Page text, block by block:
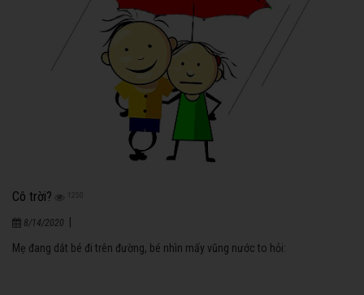
Cô trời?
8/14/2020
Mẹ đang dắt bé đi trên đường, bé nhìn mấy vũng nước to hỏi: